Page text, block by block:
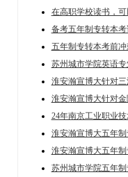
在高职学校读书，
备考五年制专转本
五年制专转本考前
苏州城市学院英语
淮安瀚宣博大针对
淮安瀚宣博大针对
24年南京工业职业
淮安瀚宣博大五年
淮安瀚宣博大五年
苏州城市学院五年